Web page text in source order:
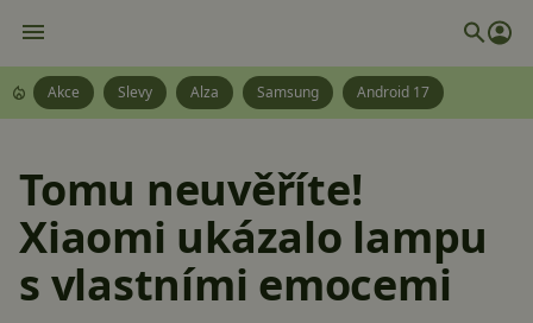
Akce Slevy Alza Samsung Android 17
Tomu neuvěříte!
Xiaomi ukázalo lampu
s vlastními emocemi